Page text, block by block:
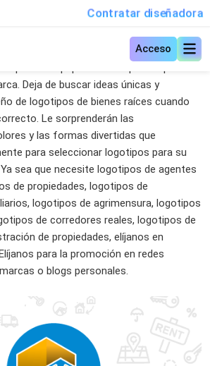
Contratar diseñadora
Acceso
de bienes raíces
de logotipos de agentes
un papel esencial para impulsar
Deja de buscar ideas únicas y
de logotipos de bienes raíces cuando
Le sorprenderán las
y las formas divertidas que
para seleccionar logotipos para su
sea que necesite logotipos de agentes
de propiedades, logotipos de
logotipos de agrimensura, logotipos
de corredores reales, logotipos de
de propiedades, elíjanos en
para la promoción en redes
o blogs personales.